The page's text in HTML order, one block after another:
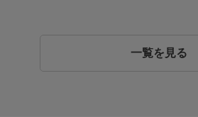
一覧を見る